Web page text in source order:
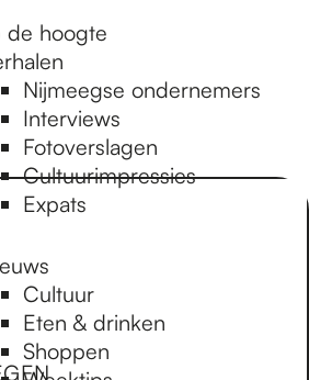
de hoogte
Nijmeegse ondernemers
Interviews
Fotoverslagen
Cultuurimpressies
Expats
Cultuur
Eten & drinken
Shoppen